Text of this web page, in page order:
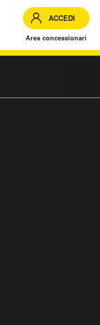
ACCEDI
Area concessionari